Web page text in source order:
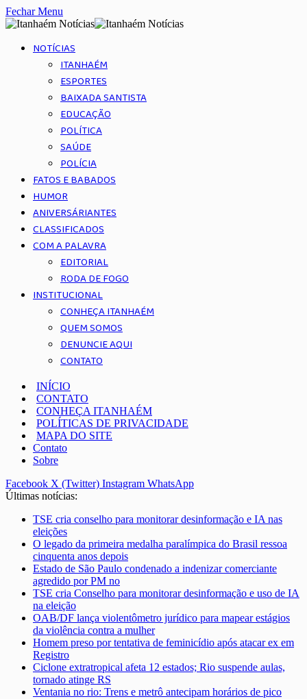
Fechar Menu
NOTÍCIAS
ITANHAÉM
ESPORTES
BAIXADA SANTISTA
EDUCAÇÃO
POLÍTICA
SAÚDE
POLÍCIA
FATOS E BABADOS
HUMOR
ANIVERSÁRIANTES
CLASSIFICADOS
COM A PALAVRA
EDITORIAL
RODA DE FOGO
INSTITUCIONAL
CONHEÇA ITANHAÉM
QUEM SOMOS
DENUNCIE AQUI
CONTATO
INÍCIO
CONTATO
CONHEÇA ITANHAÉM
POLÍTICAS DE PRIVACIDADE
MAPA DO SITE
Contato
Sobre
Facebook X (Twitter) Instagram WhatsApp
Últimas notícias:
TSE cria conselho para monitorar desinformação e IA nas
eleições
O legado da primeira medalha paralímpica do Brasil ressoa
cinquenta anos depois
Estado de São Paulo condenado a indenizar comerciante
agredido por PM no
TSE cria Conselho para monitorar desinformação e uso de IA
na eleição
OAB/DF lança violentômetro jurídico para mapear estágios
da violência contra a mulher
Homem preso por tentativa de feminicídio após atacar ex em
Registro
Ciclone extratropical afeta 12 estados; Rio suspende aulas,
tornado atinge RS
Ventania no rio: Trens e metrô antecipam horários de pico